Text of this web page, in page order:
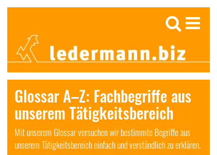
Glossar A–Z: Fachbegriffe aus
unserem Tätigkeitsbereich
Mit unserem Glossar versuchen wir bestimmte Begriffe aus
unserem Tätigkeitsbereich einfach und verständlich zu erklären.